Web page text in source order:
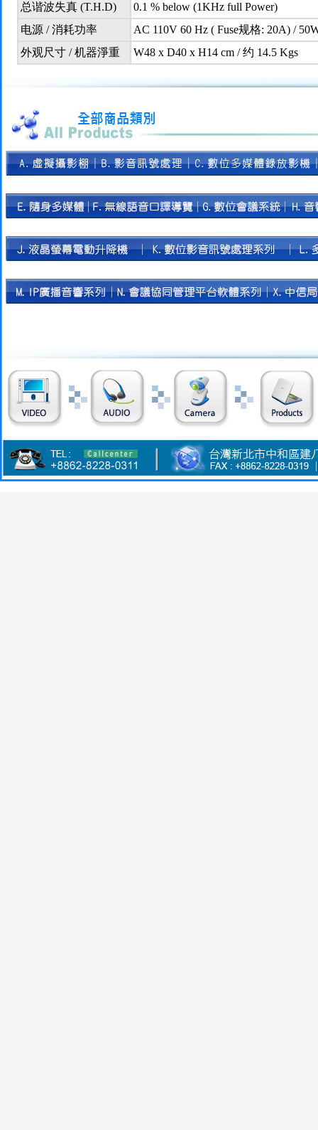
总谐波失真 (T.H.D)
0.1 % below (1KHz full Power)
电源 / 消耗功率
AC 110V 60 Hz ( Fuse规格: 20A) /
外观尺寸 / 机器淨重
W48 x D40 x H14 cm / 约 14.5 Kgs